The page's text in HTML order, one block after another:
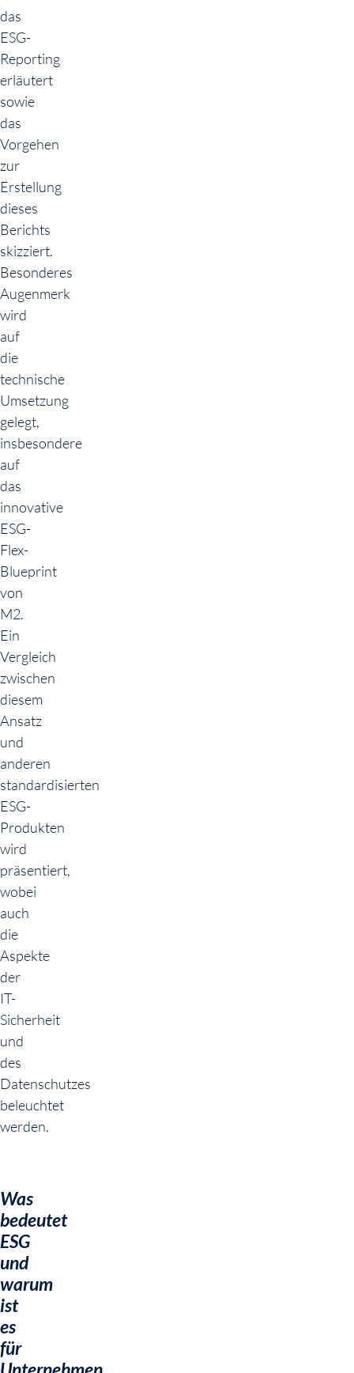
das
ESG-
Reporting
erläutert
sowie
das
Vorgehen
zur
Erstellung
dieses
Berichts
skizziert.
Besonderes
Augenmerk
wird
auf
die
technische
Umsetzung
gelegt,
insbesondere
auf
das
innovative
ESG-
Flex-
Blueprint
von
M2.
Ein
Vergleich
zwischen
diesem
Ansatz
und
anderen
standardisierten
ESG-
Produkten
wird
präsentiert,
wobei
auch
die
Aspekte
der
IT-
Sicherheit
und
des
Datenschutzes
beleuchtet
werden.
Was
bedeutet
ESG
und
warum
ist
es
für